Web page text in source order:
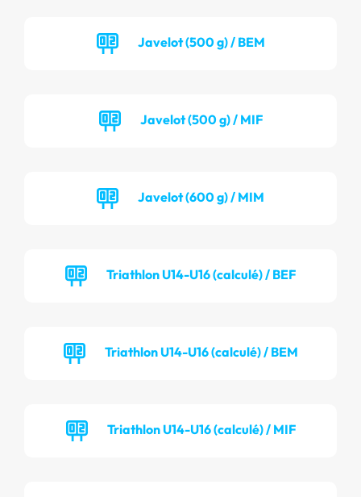
Javelot (500 g) / BEM
Javelot (500 g) / MIF
Javelot (600 g) / MIM
Triathlon U14-U16 (calculé) / BEF
Triathlon U14-U16 (calculé) / BEM
Triathlon U14-U16 (calculé) / MIF